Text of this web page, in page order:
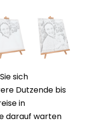
sich
Dutzende bis
in
darauf warten